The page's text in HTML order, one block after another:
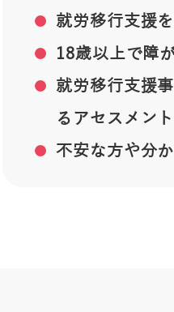
就労移行支援
18歳以上で障
就労移行支援
るアセスメン
不安な方や分